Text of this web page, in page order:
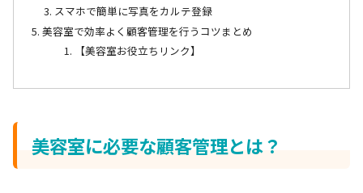
スマホで簡単に写真をカルテ登録
美容室で効率よく顧客管理を行うコツまとめ
【美容室お役立ちリンク】
美容室に必要な顧客管理とは？